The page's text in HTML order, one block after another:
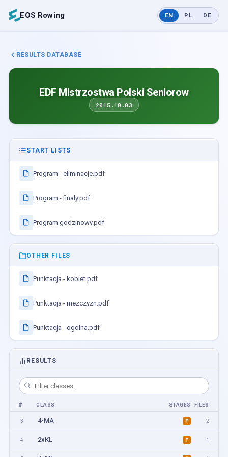
EOS Rowing EN PL DE
RESULTS DATABASE
EDF Mistrzostwa Polski Seniorow
2015.10.03
START LISTS
Program - eliminacje.pdf
Program - finaly.pdf
Program godzinowy.pdf
OTHER FILES
Punktacja - kobiet.pdf
Punktacja - mezczyzn.pdf
Punktacja - ogolna.pdf
RESULTS
# CLASS STAGES FILES
3 4-MA F 2
4 2xKL F 1